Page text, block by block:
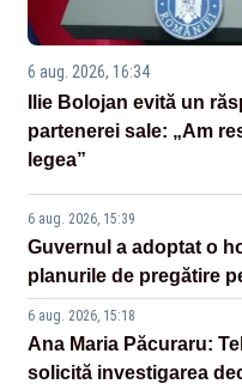
6 aug. 2026, 16:34
Ilie Bolojan evită un
partenerei sale: „Am
legea”
6 aug. 2026, 15:39
Guvernul a adoptat o
planurile de pregătire
6 aug. 2026, 15:18
Ana Maria Păcuraru:
solicită investigarea